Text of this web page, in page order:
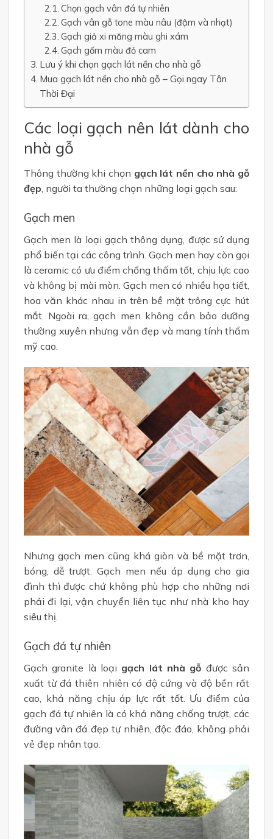
Chọn gạch vân đá tự nhiên
Gạch vân gỗ tone màu nâu (đậm và nhạt)
Gạch giả xi măng màu ghi xám
Gạch gốm màu đỏ cam
Lưu ý khi chọn gạch lát nền cho nhà gỗ
Mua gạch lát nền cho nhà gỗ – Gọi ngay Tân
Thời Đại
Các loại gạch nên lát dành cho
nhà gỗ
Thông thường khi chọn gạch lát nền cho nhà gỗ
đẹp , người ta thường chọn những loại gạch sau:
Gạch men
Gạch men là loại gạch thông dụng, được sử dụng
phổ biến tại các công trình. Gạch men hay còn gọi
là ceramic có ưu điểm chống thấm tốt, chịu lực cao
và không bị mài mòn. Gạch men có nhiều họa tiết,
hoa văn khác nhau in trên bề mặt trông cực hút
mắt. Ngoài ra, gạch men không cần bảo dưỡng
thường xuyên nhưng vẫn đẹp và mang tính thẩm
mỹ cao.
Nhưng gạch men cũng khá giòn và bề mặt trơn,
bóng, dễ trượt. Gạch men nếu áp dụng cho gia
đình thì được chứ không phù hợp cho những nơi
phải đi lại, vận chuyển liên tục như nhà kho hay
siêu thị.
Gạch đá tự nhiên
Gạch granite là loại gạch lát nhà gỗ được sản
xuất từ đá thiên nhiên có độ cứng và độ bền rất
cao, khả năng chịu áp lực rất tốt. Ưu điểm của
gạch đá tự nhiên là có khả năng chống trượt, các
đường vân đá đẹp tự nhiên, độc đáo, không phải
vẻ đẹp nhân tạo.